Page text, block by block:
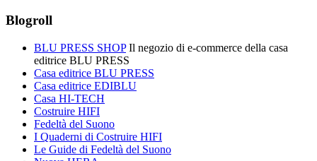
Blogroll
BLU PRESS SHOPIl negozio di e-commerce della casa
editrice BLU PRESS
Casa editrice BLU PRESS
Casa editrice EDIBLU
Casa HI-TECH
Costruire HIFI
Fedeltà del Suono
I Quaderni di Costruire HIFI
Le Guide di Fedeltà del Suono